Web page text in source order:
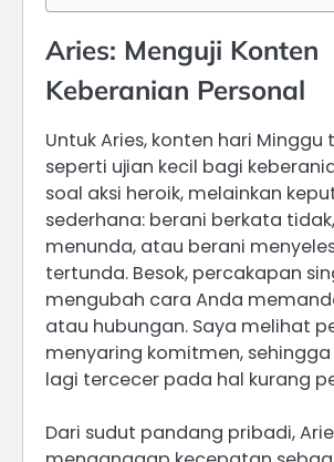
Aries: Menguji Konten
Keberanian Personal
Untuk Aries, konten hari Minggu
seperti ujian kecil bagi
soal aksi heroik, melainkan
sederhana: berani berkata
menunda, atau berani
tertunda. Besok, percakapan
mengubah cara Anda
atau hubungan. Saya melihat
menyaring komitmen,
lagi tercecer pada hal kurang
Dari sudut pandang pribadi,